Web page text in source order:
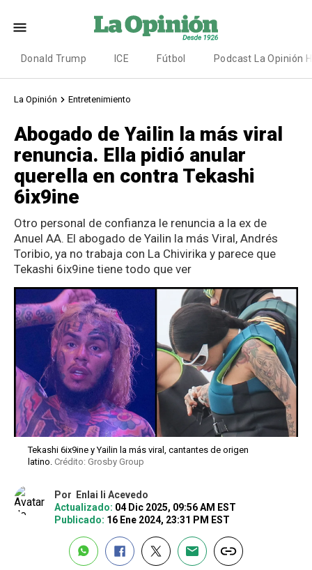
Donald Trump ICE Fútbol Podcast La Opinión
La Opinión Entretenimiento
Abogado de Yailin la más viral
renuncia. Ella pidió anular
querella en contra Tekashi
6ix9ine
Otro personal de confianza le renuncia a la ex de
Anuel AA. El abogado de Yailin la más Viral, Andrés
Toribio, ya no trabaja con La Chivirika y parece que
Tekashi 6ix9ine tiene todo que ver
Tekashi 6ix9ine y Yailin la más viral, cantantes de origen
latino. Crédito: Grosby Group
Por
Enlai li Acevedo
Actualizado: 04 Dic 2025, 09:56 AM EST
Publicado: 16 Ene 2024, 23:31 PM EST